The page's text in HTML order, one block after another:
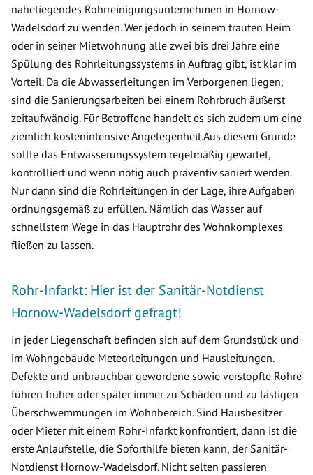
naheliegendes Rohrreinigungsunternehmen in Hornow-
Wadelsdorf zu wenden. Wer jedoch in seinem trauten Heim
oder in seiner Mietwohnung alle zwei bis drei Jahre eine
Spülung des Rohrleitungssystems in Auftrag gibt, ist klar im
Vorteil. Da die Abwasserleitungen im Verborgenen liegen,
sind die Sanierungsarbeiten bei einem Rohrbruch äußerst
zeitaufwändig. Für Betroffene handelt es sich zudem um eine
ziemlich kostenintensive Angelegenheit.Aus diesem Grunde
sollte das Entwässerungssystem regelmäßig gewartet,
kontrolliert und wenn nötig auch präventiv saniert werden.
Nur dann sind die Rohrleitungen in der Lage, ihre Aufgaben
ordnungsgemäß zu erfüllen. Nämlich das Wasser auf
schnellstem Wege in das Hauptrohr des Wohnkomplexes
fließen zu lassen.
Rohr-Infarkt: Hier ist der Sanitär-Notdienst
Hornow-Wadelsdorf gefragt!
In jeder Liegenschaft befinden sich auf dem Grundstück und
im Wohngebäude Meteorleitungen und Hausleitungen.
Defekte und unbrauchbar gewordene sowie verstopfte Rohre
führen früher oder später immer zu Schäden und zu lästigen
Überschwemmungen im Wohnbereich. Sind Hausbesitzer
oder Mieter mit einem Rohr-Infarkt konfrontiert, dann ist die
erste Anlaufstelle, die Soforthilfe bieten kann, der Sanitär-
Notdienst Hornow-Wadelsdorf. Nicht selten passieren